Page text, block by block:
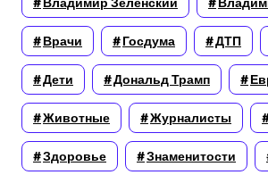
Врачи Госдума ДТП
Дети Дональд Трамп
Животные Журналисты
Здоровье Знаменитости